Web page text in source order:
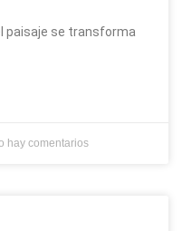
paisaje se transforma
hay comentarios